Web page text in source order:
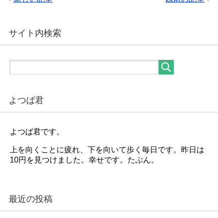
サイト内検索
よつば君
よつば君です。
上を向くことに疲れ、下を向いて歩く毎日です。昨日は
10円を見つけました。幸せです。たぶん。
最近の投稿